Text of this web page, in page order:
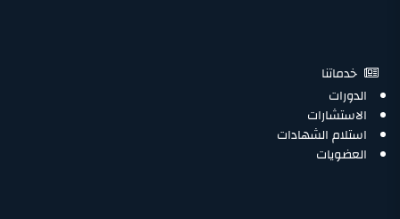
خدماتنا
الدورات
الاستشارات
استلام الشهادات
العضويات